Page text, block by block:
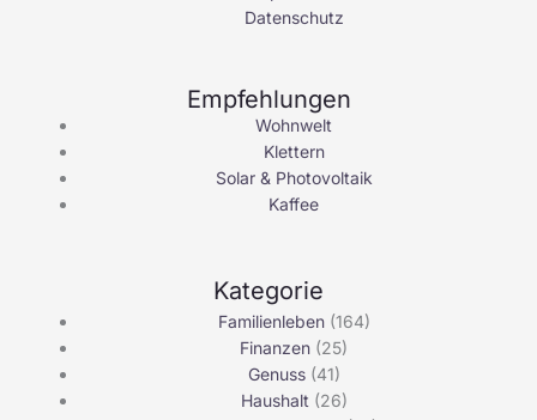
Datenschutz
Empfehlungen
Wohnwelt
Klettern
Solar & Photovoltaik
Kaffee
Kategorie
Familienleben(164)
Finanzen (25)
Genuss(41)
Haushalt (26)